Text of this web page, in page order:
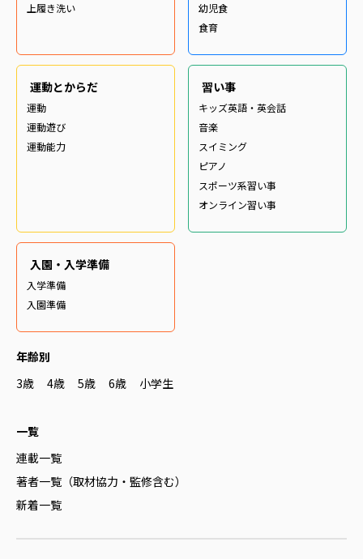
上履き洗い
幼児食
食育
運動とからだ
運動
運動遊び
運動能力
習い事
キッズ英語・英会話
音楽
スイミング
ピアノ
スポーツ系習い事
オンライン習い事
入園・入学準備
入学準備
入園準備
年齢別
3歳
4歳 5歳 6歳 小学生
一覧
連載一覧
著者一覧（取材協力・監修含む）
新着一覧